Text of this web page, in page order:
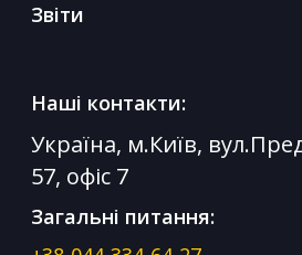
Звіти
Наші контакти:
Україна, м.Київ,
57, офіс 7
Загальні питання: